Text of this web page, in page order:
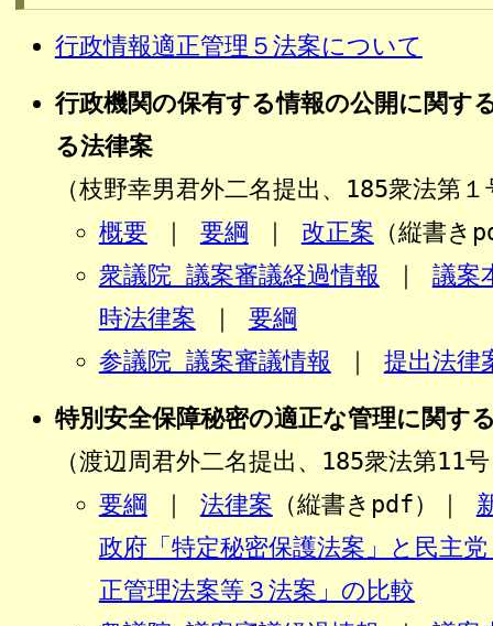
行政情報適正管理５法案について
行政機関の保有する情報の公開に関す
る法律案
（枝野幸男君外二名提出、185衆法第１
概要 ｜ 要綱 ｜ 改正案 （縦書
衆議院 議案審議経過情報 ｜ 議案
時法律案 ｜ 要綱
参議院 議案審議情報 ｜ 提出法律
特別安全保障秘密の適正な管理に関す
（渡辺周君外二名提出、185衆法第11
要綱 ｜ 法律案 （縦書きpdf）｜
政府「特定秘密保護法案」と民主
正管理法案等３法案」の比較